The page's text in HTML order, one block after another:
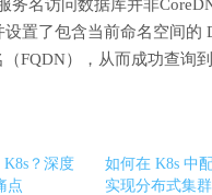
务名访问数据库并非
设置了包含当前命名空间的
FQDN），从而成功查询到
K8s？深度
点
如何在 K8s 中
实现分布式集